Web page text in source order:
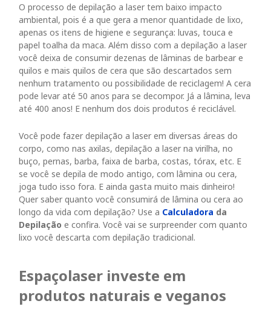
O processo de depilação a laser tem baixo impacto
ambiental, pois é a que gera a menor quantidade de lixo,
apenas os itens de higiene e segurança: luvas, touca e
papel toalha da maca. Além disso com a depilação a laser
você deixa de consumir dezenas de lâminas de barbear e
quilos e mais quilos de cera que são descartados sem
nenhum tratamento ou possibilidade de reciclagem! A cera
pode levar até 50 anos para se decompor. Já a lâmina, leva
até 400 anos! E nenhum dos dois produtos é reciclável.
Você pode fazer depilação a laser em diversas áreas do
corpo, como nas axilas, depilação a laser na virilha, no
buço, pernas, barba, faixa de barba, costas, tórax, etc. E
se você se depila de modo antigo, com lâmina ou cera,
joga tudo isso fora. E ainda gasta muito mais dinheiro!
Quer saber quanto você consumirá de lâmina ou cera ao
longo da vida com depilação? Use a Calculadora da
Depilação e confira. Você vai se surpreender com quanto
lixo você descarta com depilação tradicional.
Espaçolaser investe em
produtos naturais e veganos